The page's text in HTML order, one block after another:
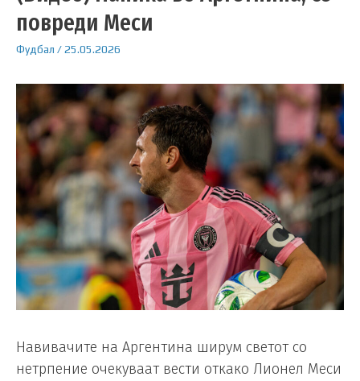
повреди Меси
Фудбал /25.05.2026
Навивачите на Аргентина ширум светот со
нетрпение очекуваат вести откако Лионел Меси